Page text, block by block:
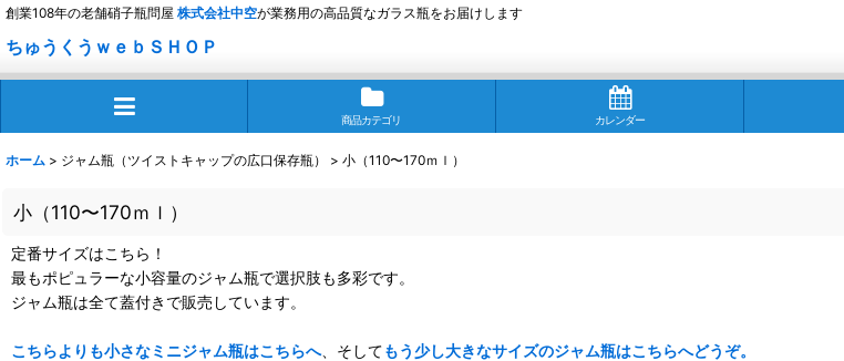
創業108年の老舗硝子瓶問屋 株式会社中空が業務用の高品質なガラス瓶をお届けします
ちゅうくうｗｅｂＳＨＯＰ
商品カテゴリ カレンダー
ホーム > ジャム瓶（ツイストキャップの広口保存瓶） > 小（110〜170ｍｌ）
小（110〜170ｍｌ）
定番サイズはこちら！
最もポピュラーな小容量のジャム瓶で選択肢も多彩です。
ジャム瓶は全て蓋付きで販売しています。
こちらよりも小さなミニジャム瓶はこちらへ、そしてもう少し大きなサイズのジャム瓶はこちらへどうぞ。